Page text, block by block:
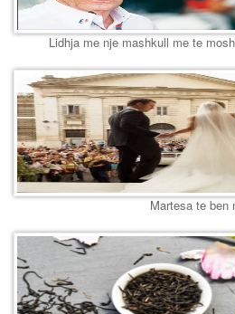
Lidhja me nje mashkull me te
Martesa te ben